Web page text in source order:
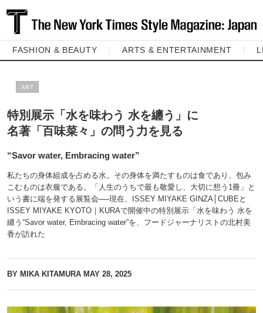
FASHION & BEAUTY ARTS & ENTERTAINMENT
ART
特別展示「水を味わう 水を纏う」に
名著「百味菜々」の問う力を見る
“Savor water, Embracing water”
私たちの身体組成を占める水。その身体を満たすものは食であり、包み
こむものは衣服である。「人生のうちで最も敬愛し、大切に想う1冊」と
いう書に端を発する展覧会──現在、ISSEY MIYAKE GINZA│CUBEと
ISSEY MIYAKE KYOTO｜KURAで開催中の特別展示「水を味わう 水を
纏う“Savor water, Embracing water”を、フードジャーナリストの北村美
香が訪れた
BY MIKA KITAMURA MAY 28, 2025